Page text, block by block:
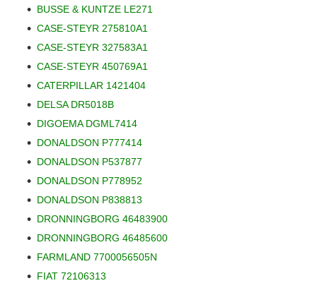
BUSSE & KUNTZE LE271
CASE-STEYR 275810A1
CASE-STEYR 327583A1
CASE-STEYR 450769A1
CATERPILLAR 1421404
DELSA DR5018B
DIGOEMA DGML7414
DONALDSON P777414
DONALDSON P537877
DONALDSON P778952
DONALDSON P838813
DRONNINGBORG 46483900
DRONNINGBORG 46485600
FARMLAND 7700056505N
FIAT 72106313